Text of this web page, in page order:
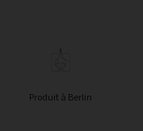
Produit à Berlin